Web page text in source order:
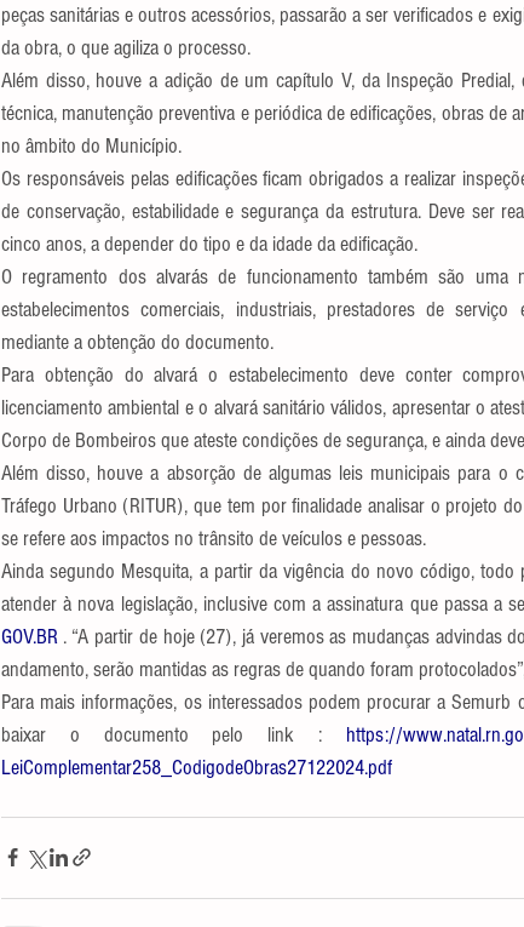
peças sanitárias e outros acessórios, passarão a ser verificados e
da obra, o que agiliza o processo.
Além disso, houve a adição de um capítulo V, da Inspeção
técnica, manutenção preventiva e periódica de edificações, obras de
no âmbito do Município.
Os responsáveis pelas edificações ficam obrigados a realizar
de conservação, estabilidade e segurança da estrutura. Deve ser
cinco anos, a depender do tipo e da idade da edificação.
O regramento dos alvarás de funcionamento também são
estabelecimentos comerciais, industriais, prestadores de
mediante a obtenção do documento.
Para obtenção do alvará o estabelecimento deve conter
licenciamento ambiental e o alvará sanitário válidos, apresentar o
Corpo de Bombeiros que ateste condições de segurança, e ainda
Além disso, houve a absorção de algumas leis municipais para o
Tráfego Urbano (RITUR), que tem por finalidade analisar o projeto
se refere aos impactos no trânsito de veículos e pessoas.
Ainda segundo Mesquita, a partir da vigência do novo código,
GOV.BR . “A partir de hoje (27), já veremos as mudanças advindas
andamento, serão mantidas as regras de quando foram
Para mais informações, os interessados podem procurar a
baixar o documento pelo link : https://
LeiComplementar258_CodigodeObras27122024.pdf